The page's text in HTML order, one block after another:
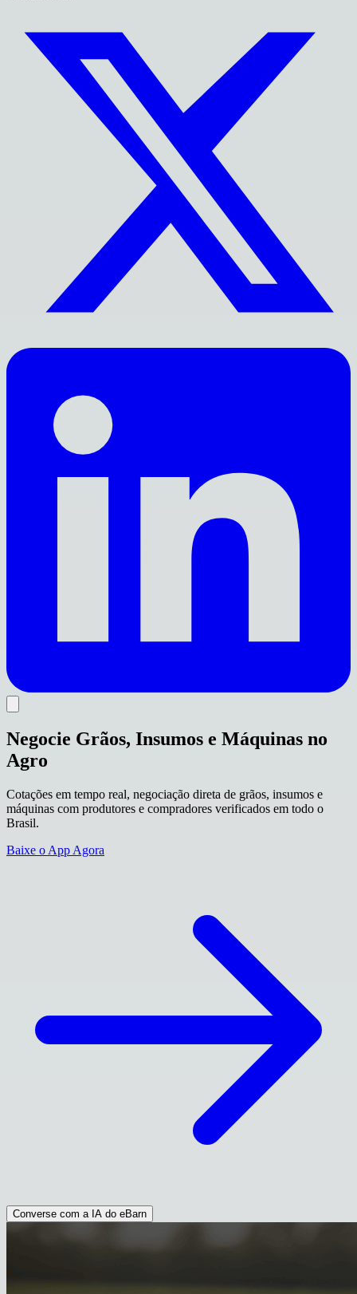
Negocie Grãos, Insumos e Máquinas no
Agro
Cotações em tempo real, negociação direta de grãos, insumos e
máquinas com produtores e compradores verificados em todo o
Brasil.
Baixe o App Agora
Converse com a IA do eBarn